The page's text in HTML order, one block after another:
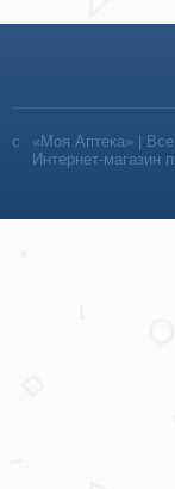
«Моя Аптека» |
Интернет-магазин